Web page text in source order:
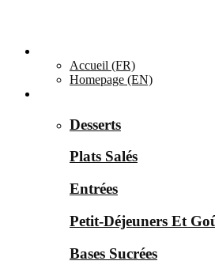
Accueil (FR)
Homepage (EN)
Desserts
Plats Salés
Entrées
Petit-Déjeuners Et
Bases Sucrées